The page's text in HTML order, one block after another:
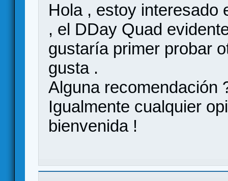
Hola , estoy interesado
, el DDay Quad
gustaría primer probar
gusta .
Alguna recomendación
Igualmente cualquier
bienvenida !